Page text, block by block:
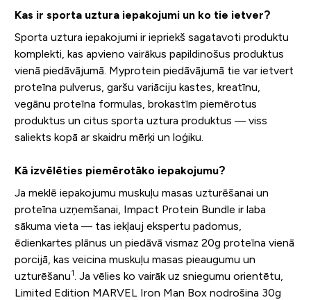
Kas ir sporta uztura iepakojumi un ko tie ietver?
Sporta uztura iepakojumi ir iepriekš sagatavoti produktu
komplekti, kas apvieno vairākus papildinošus produktus
vienā piedāvājumā. Myprotein piedāvājumā tie var ietvert
proteīna pulverus, garšu variāciju kastes, kreatīnu,
vegānu proteīna formulas, brokastīm piemērotus
produktus un citus sporta uztura produktus — viss
saliekts kopā ar skaidru mērķi un loģiku.
Kā izvēlēties piemērotāko iepakojumu?
Ja meklē iepakojumu muskuļu masas uzturēšanai un
proteīna uzņemšanai, Impact Protein Bundle ir laba
sākuma vieta — tas iekļauj ekspertu padomus,
ēdienkartes plānus un piedāvā vismaz 20g proteīna vienā
porcijā, kas veicina muskuļu masas pieaugumu un
uzturēšanu1. Ja vēlies ko vairāk uz sniegumu orientētu,
Limited Edition MARVEL Iron Man Box nodrošina 30g